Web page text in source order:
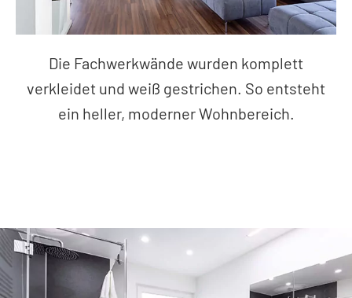
Die Fachwerkwände wurden komplett
verkleidet und weiß gestrichen. So entsteht
ein heller, moderner Wohnbereich.